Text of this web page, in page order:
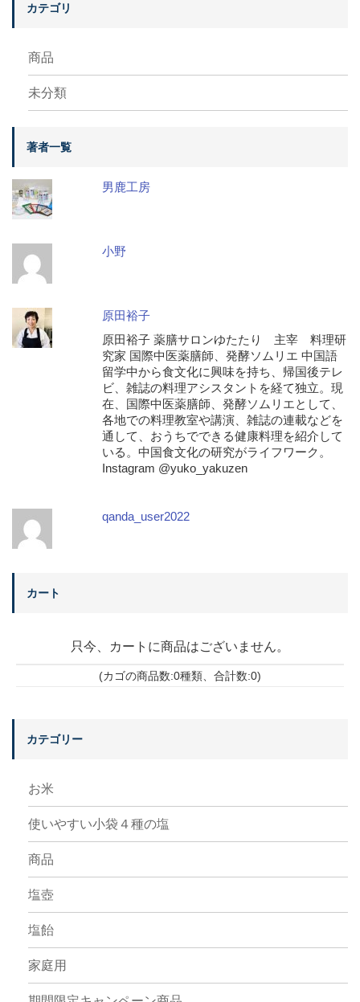
カテゴリ
商品
未分類
著者一覧
男鹿工房
小野
原田裕子
原田裕子 薬膳サロンゆたたり 主宰 料理研
究家 国際中医薬膳師、発酵ソムリエ 中国語
留学中から食文化に興味を持ち、帰国後テレ
ビ、雑誌の料理アシスタントを経て独立。現
在、国際中医薬膳師、発酵ソムリエとして、
各地での料理教室や講演、雑誌の連載などを
通して、おうちでできる健康料理を紹介して
いる。中国食文化の研究がライフワーク。
Instagram @yuko_yakuzen
qanda_user2022
カート
只今、カートに商品はございません。
(カゴの商品数:0種類、合計数:0)
カテゴリー
お米
使いやすい小袋４種の塩
商品
塩壺
塩飴
家庭用